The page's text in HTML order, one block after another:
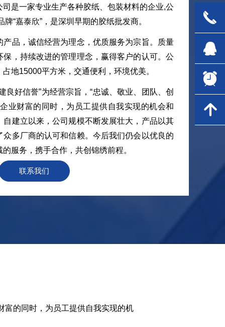
联系我们
是一家专业生产各种胶纸、包装材料的企业,公
“嘉泰欣”，是深圳早期的胶纸批发商。
产品，诚信经营为理念，优质服务为宗旨。质量
保，持续改进的管理理念，赢得客户的认可。公
地15000平方米，交通便利，环境优美。
良好信誉”为经营宗旨，“忠诚、敬业、团队、创
业财富的同时，为员工提供自我实现的机会和
自建立以来，公司规模不断发展壮大，产品以其
众多厂商的认可和信赖。今后我们仍会以优良的
服务，携手合作，共创锦绣前程。
富的同时，为员工提供自我实现的机
끅
뀩
뀥
녕